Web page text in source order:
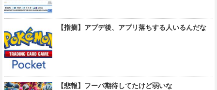
【指摘】アプデ後、アプリ落ちする人いるんだな
【悲報】フーパ期待してたけど弱いな